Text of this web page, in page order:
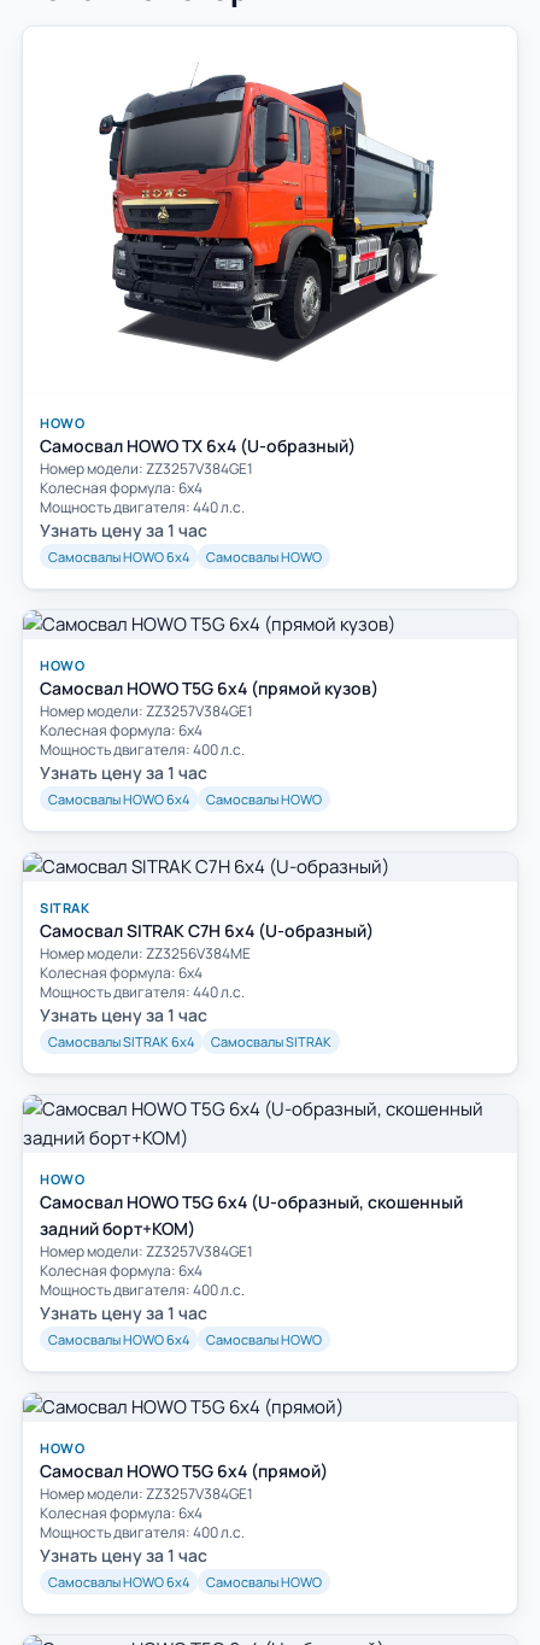
HOWO
Самосвал HOWO TX 6x4 (U-образный)
Номер модели: ZZ3257V384GE1
Колесная формула: 6х4
Мощность двигателя: 440 л.с.
Узнать цену за 1 час
Самосвалы HOWO 6х4 Самосвалы HOWO
HOWO
Самосвал HOWO T5G 6x4 (прямой кузов)
Номер модели: ZZ3257V384GE1
Колесная формула: 6х4
Мощность двигателя: 400 л.с.
Узнать цену за 1 час
Самосвалы HOWO 6х4 Самосвалы HOWO
SITRAK
Самосвал SITRAK C7H 6x4 (U-образный)
Номер модели: ZZ3256V384ME
Колесная формула: 6х4
Мощность двигателя: 440 л.с.
Узнать цену за 1 час
Самосвалы SITRAK 6х4 Самосвалы SITRAK
HOWO
Самосвал HOWO T5G 6x4 (U-образный, скошенный
задний борт+КОМ)
Номер модели: ZZ3257V384GE1
Колесная формула: 6х4
Мощность двигателя: 400 л.с.
Узнать цену за 1 час
Самосвалы HOWO 6х4 Самосвалы HOWO
HOWO
Самосвал HOWO T5G 6x4 (прямой)
Номер модели: ZZ3257V384GE1
Колесная формула: 6х4
Мощность двигателя: 400 л.с.
Узнать цену за 1 час
Самосвалы HOWO 6х4 Самосвалы HOWO